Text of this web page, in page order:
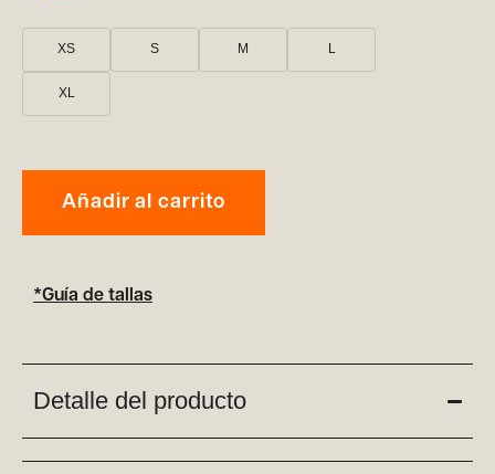
XS S M L
XL
Añadir al carrito
*Guía de tallas
Detalle del producto